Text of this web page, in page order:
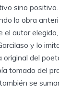
sino
la obra
el autor
y lo
del
tomado del
se